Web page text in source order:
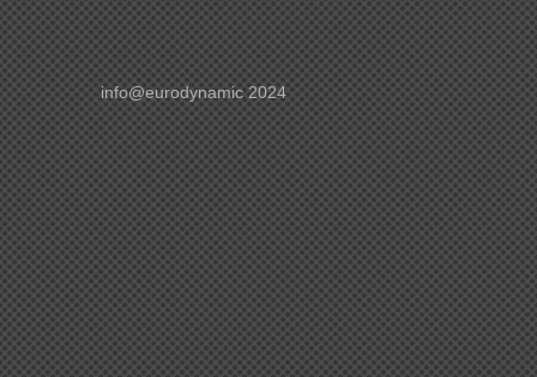
info@eurodynamic 2024